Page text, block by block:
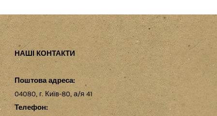
НАШІ КОНТАКТИ
Поштова адреса:
04080, г. Київ-80, а/я 41
Телефон: